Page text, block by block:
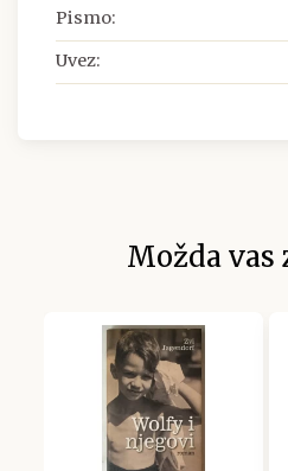
Pismo:
Uvez:
Možda vas